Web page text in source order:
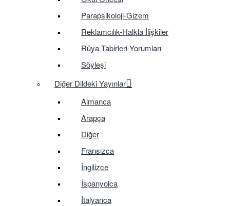
Parapsikoloji-Gizem
Reklamcılık-Halkla İlişkiler
Rüya Tabirleri-Yorumları
Söyleşi
Diğer Dildeki Yayınlar
Almanca
Arapça
Diğer
Fransızca
İngilizce
İspanyolca
İtalyanca